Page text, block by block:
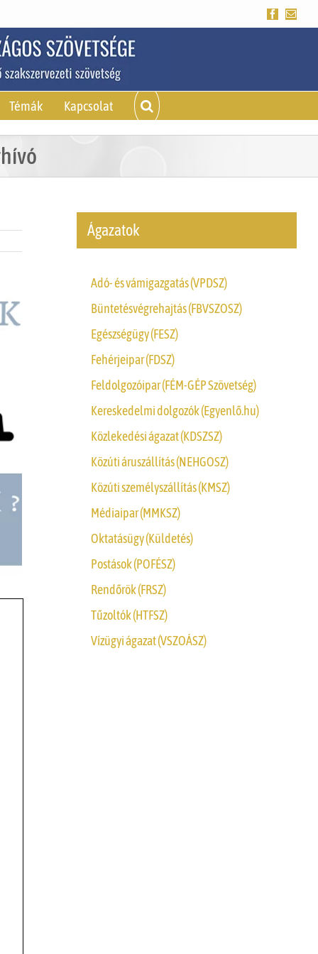
Facebook
Témák Kapcsolat
Ágazatok
Adó- és vámigazgatás (VPDSZ)
Büntetésvégrehajtás (FBVSZOSZ)
Egészségügy (FESZ)
Fehérjeipar (FDSZ)
Feldolgozóipar (FÉM-GÉP Szövetség)
Kereskedelmi dolgozók (Egyenlő.hu)
Közlekedési ágazat (KDSZSZ)
Közúti áruszállítás (NEHGOSZ)
Közúti személyszállítás (KMSZ)
Médiaipar (MMKSZ)
Oktatásügy (Küldetés)
Postások (POFÉSZ)
Rendőrök (FRSZ)
Tűzoltók (HTFSZ)
Vízügyi ágazat (VSZOÁSZ)